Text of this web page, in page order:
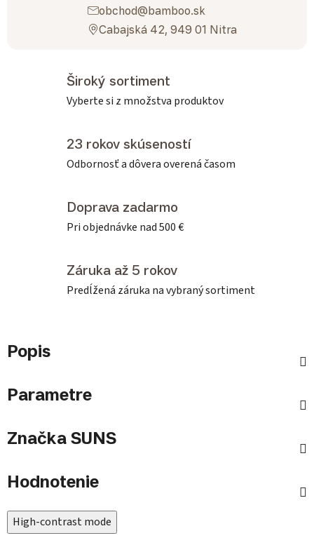
obchod@bamboo.sk
Cabajská 42, 949 01 Nitra
Široký sortiment
Vyberte si z množstva produktov
23 rokov skúseností
Odbornosť a dôvera overená časom
Doprava zadarmo
Pri objednávke nad 500 €
Záruka až 5 rokov
Predĺžená záruka na vybraný sortiment
Popis
Parametre
Značka SUNS
Hodnotenie
High-contrast mode